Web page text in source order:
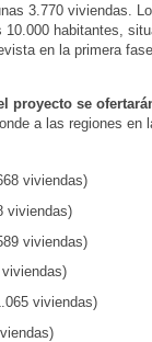
3.770 viviendas.
10.000 habitantes,
en la primera
proyecto se
a las regiones
viviendas)
viviendas)
viviendas)
viviendas)